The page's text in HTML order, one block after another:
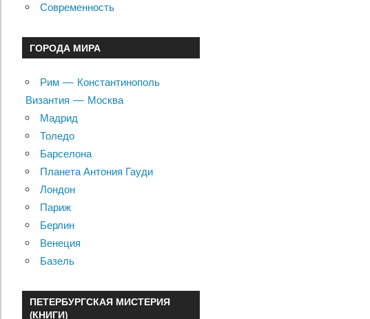
Современность
ГОРОДА МИРА
Рим — Константинополь
Византия — Москва
Мадрид
Толедо
Барселона
Планета Антония Гауди
Лондон
Париж
Берлин
Венеция
Базель
ПЕТЕРБУРГСКАЯ МИСТЕРИЯ
(КНИГИ)